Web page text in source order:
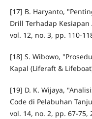
[17] B. Haryanto,
Drill Terhadap
vol. 12, no. 3, pp. 110-
[18] S. Wibowo,
Kapal (Liferaft &
[19] D. K. Wijaya,
Code di Pelabuhan
vol. 14, no. 2, pp. 67-75,